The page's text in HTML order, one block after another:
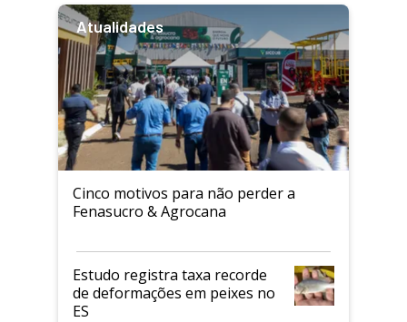
Atualidades
Cinco motivos para não perder a
Fenasucro & Agrocana
Estudo registra taxa recorde
de deformações em peixes no
ES